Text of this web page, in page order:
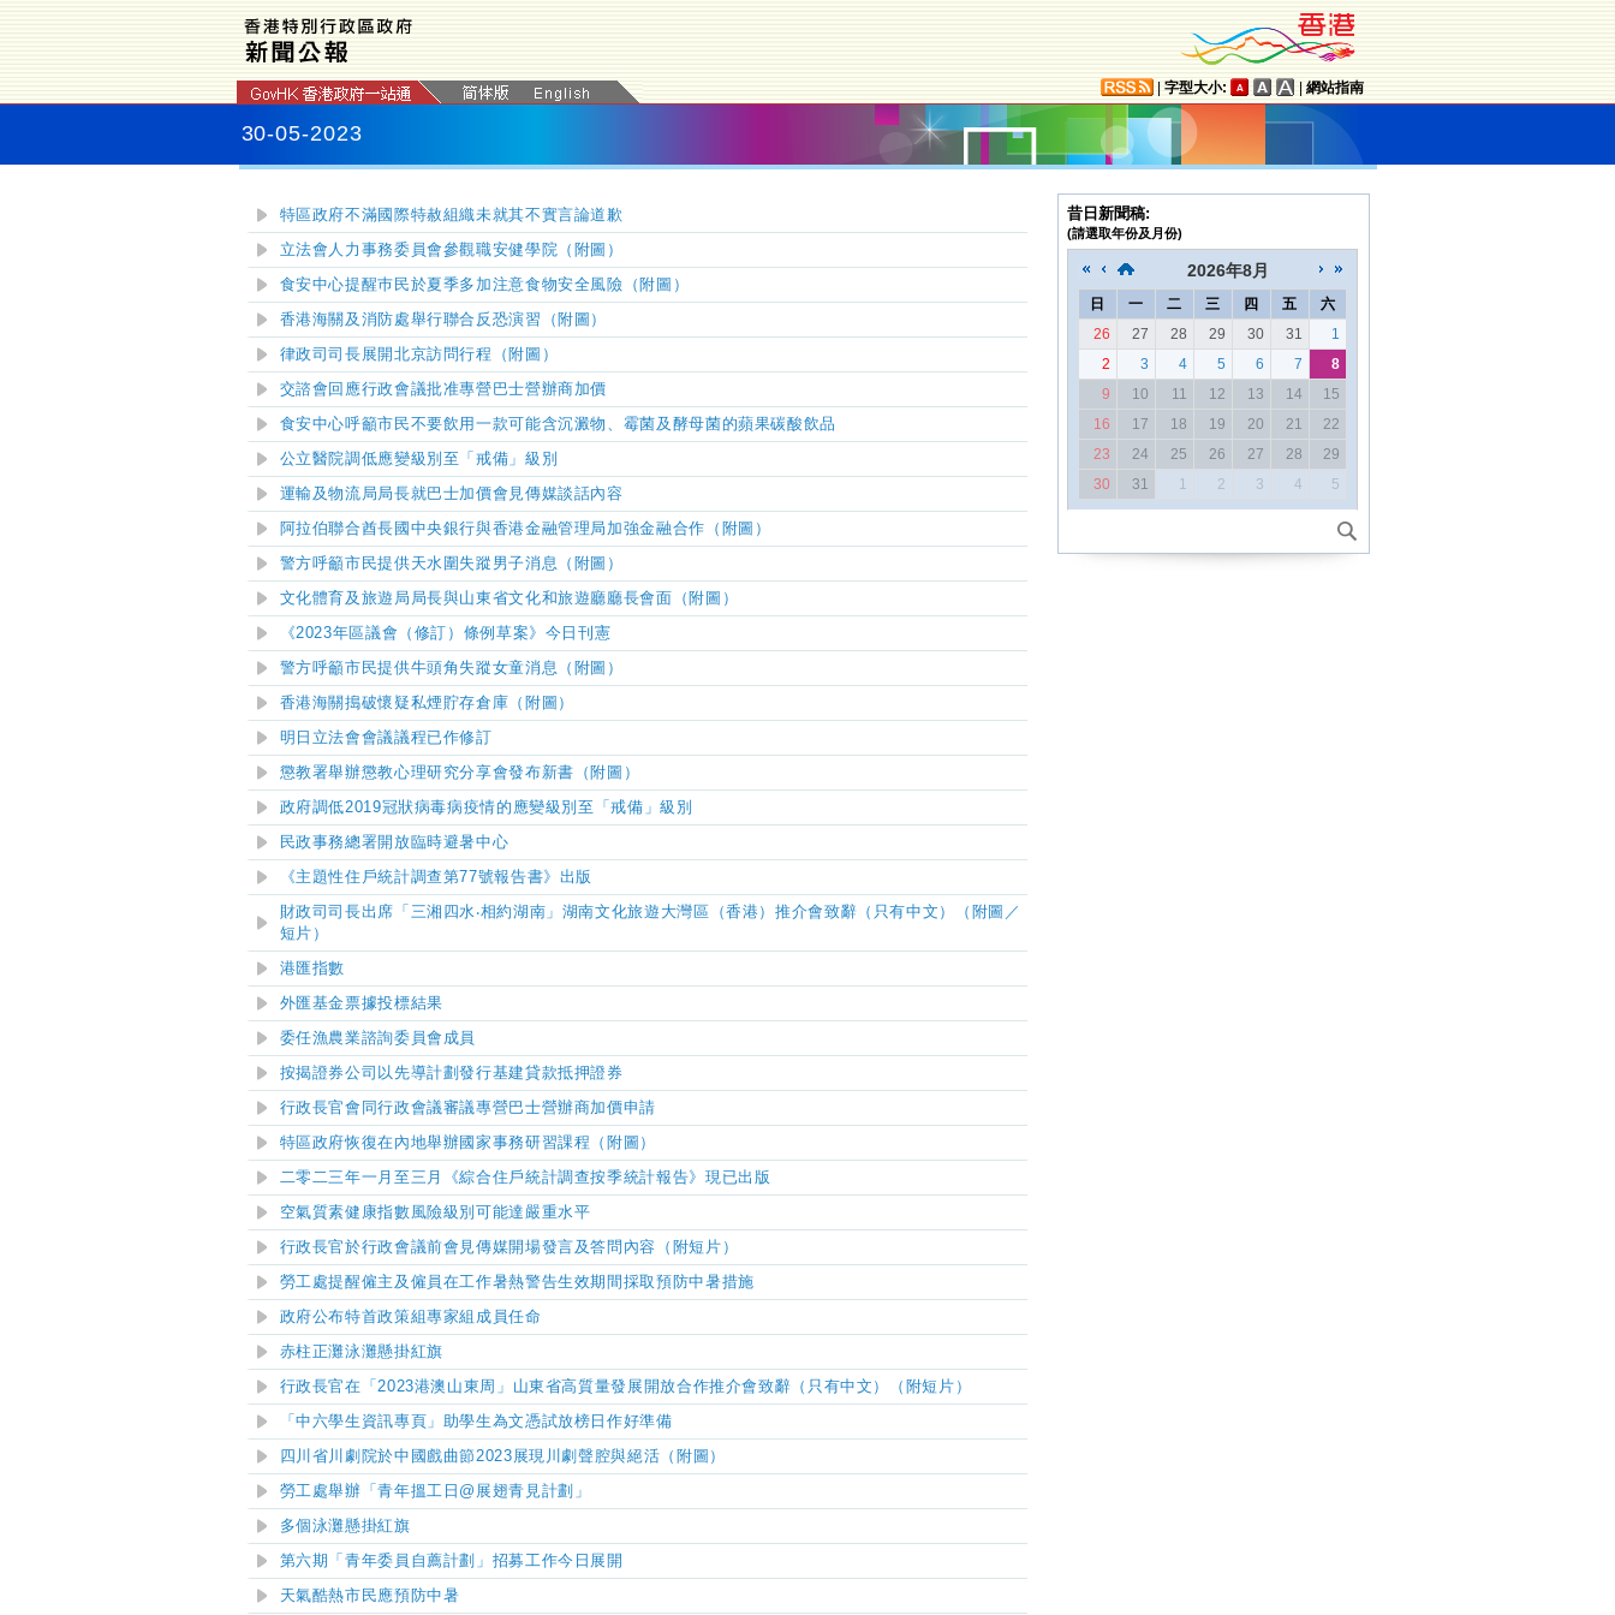
字型大小: 網站指南
30-05-2023
特區政府不滿國際特赦組織未就其不實言論道歉
立法會人力事務委員會參觀職安健學院（附圖）
食安中心提醒巿民於夏季多加注意食物安全風險（附圖）
香港海關及消防處舉行聯合反恐演習（附圖）
律政司司長展開北京訪問行程（附圖）
交諮會回應行政會議批准專營巴士營辦商加價
食安中心呼籲市民不要飲用一款可能含沉澱物、霉菌及酵母菌的蘋果碳酸飲品
公立醫院調低應變級別至「戒備」級別
運輸及物流局局長就巴士加價會見傳媒談話內容
阿拉伯聯合酋長國中央銀行與香港金融管理局加強金融合作（附圖）
警方呼籲市民提供天水圍失蹤男子消息（附圖）
文化體育及旅遊局局長與山東省文化和旅遊廳廳長會面（附圖）
《2023年區議會 （ 修訂 ） 條例草案》今日刊憲
警方呼籲市民提供牛頭角失蹤女童消息（附圖）
香港海關搗破懷疑私煙貯存倉庫（附圖）
明日立法會會議議程已作修訂
懲教署舉辦懲教心理研究分享會發布新書（附圖）
政府調低2019冠狀病毒病疫情的應變級別至「戒備」級別
民政事務總署開放臨時避暑中心
《主題性住戶統計調查第77號報告書》出版
財政司司長出席「三湘四水‧相約湖南」湖南文化旅遊大灣區（香港）推介會致辭（只有中文）（附圖／
短片）
港匯指數
外匯基金票據投標結果
委任漁農業諮詢委員會成員
按揭證券公司以先導計劃發行基建貸款抵押證券
行政長官會同行政會議審議專營巴士營辦商加價申請
特區政府恢復在內地舉辦國家事務研習課程（附圖）
二零二三年一月至三月《綜合住戶統計調查按季統計報告》現已出版
空氣質素健康指數風險級別可能達嚴重水平
行政長官於行政會議前會見傳媒開場發言及答問內容（附短片）
勞工處提醒僱主及僱員在工作暑熱警告生效期間採取預防中暑措施
政府公布特首政策組專家組成員任命
赤柱正灘泳灘懸掛紅旗
行政長官在「2023港澳山東周」山東省高質量發展開放合作推介會致辭（只有中文）（附短片）
「中六學生資訊專頁」助學生為文憑試放榜日作好準備
四川省川劇院於中國戲曲節2023展現川劇聲腔與絕活（附圖）
勞工處舉辦「青年搵工日@展翅青見計劃」
多個泳灘懸掛紅旗
第六期「青年委員自薦計劃」招募工作今日展開
天氣酷熱市民應預防中暑
昔日新聞稿:
(請選取年份及月份)
2026年8月
日 一 二 三 四 五
六
26
27 28 29 30 31
1
2
3 4 5 6 7
8
9
10 11 12 13 14
15
16
17 18 19 20 21
22
23
24 25 26 27 28
29
30
31 1 2 3 4 5